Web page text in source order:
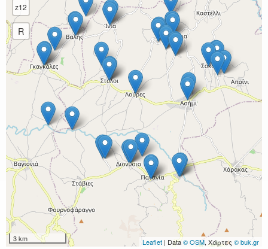
z12
R
3 km Leaflet | Data© OSM, Χάρτες © buk.gr